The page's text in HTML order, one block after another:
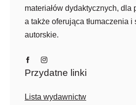
materiałów dydaktycznych, dla
a także oferująca tłumaczenia i
autorskie.
Przydatne linki
Lista wydawnictw